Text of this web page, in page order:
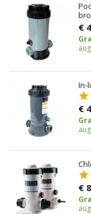
€
In-
€
€